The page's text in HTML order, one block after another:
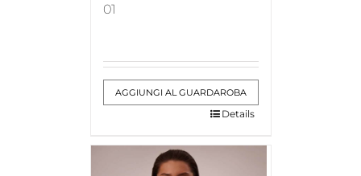
01
AGGIUNGI AL GUARDAROBA
Details